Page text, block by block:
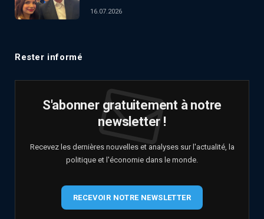
16.07.2026
Rester informé
S'abonner gratuitement à notre
newsletter !
Recevez les dernières nouvelles et analyses sur l'actualité, la
politique et l'économie dans le monde.
RECEVOIR NOTRE NEWSLETTER